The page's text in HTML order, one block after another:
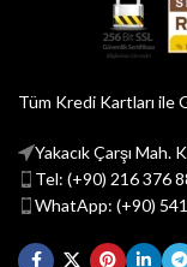
Tüm Kredi Kartları ile
Yakacık Çarşı Mah.
Tel: (+90) 216 376
WhatApp: (+90)